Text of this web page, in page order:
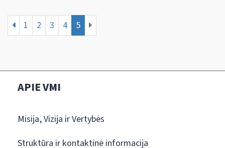
1 2 3 4 5
APIE VMI
Misija, Vizija ir Vertybės
Struktūra ir kontaktinė informacija